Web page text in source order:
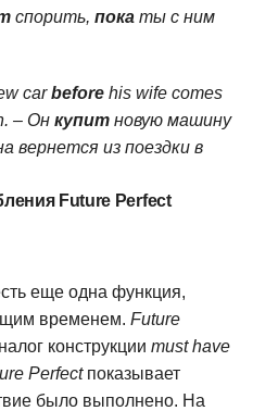
спорить, пока ты с ним
carbefore his wife comes
– Он купит новую машину
вернется из поездки в
Future Perfect
еще одна функция,
временем. Future
конструкции must have
Perfectпоказывает
было выполнено. На